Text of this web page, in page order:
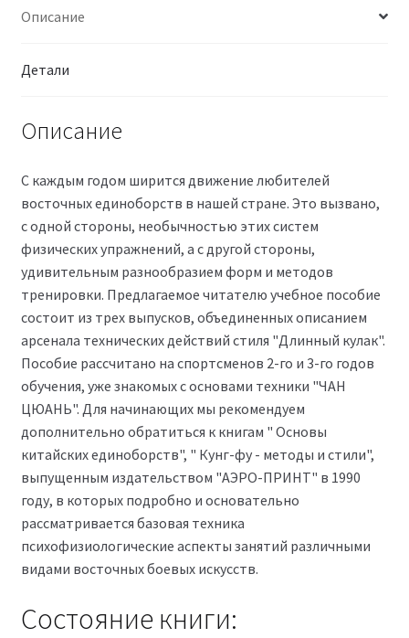
Описание
Детали
Описание
С каждым годом ширится движение любителей
восточных единоборств в нашей стране. Это вызвано,
с одной стороны, необычностью этих систем
физических упражнений, а с другой стороны,
удивительным разнообразием форм и методов
тренировки. Предлагаемое читателю учебное пособие
состоит из трех выпусков, объединенных описанием
арсенала технических действий стиля "Длинный кулак".
Пособие рассчитано на спортсменов 2-го и 3-го годов
обучения, уже знакомых с основами техники "ЧАН
ЦЮАНЬ". Для начинающих мы рекомендуем
дополнительно обратиться к книгам " Основы
китайских единоборств", " Кунг-фу - методы и стили",
выпущенным издательством "АЭРО-ПРИНТ" в 1990
году, в которых подробно и основательно
рассматривается базовая техника
психофизиологические аспекты занятий различными
видами восточных боевых искусств.
Состояние книги: